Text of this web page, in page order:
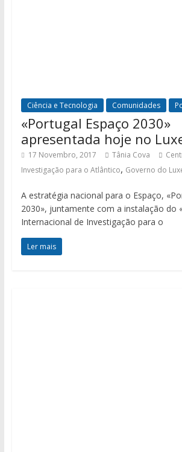
Ciência e Tecnologia Comunidades
«Portugal Espaço 2030»
apresentada hoje no
17 Novembro, 2017 Tânia Cova
Investigação para o Atlântico, Governo do
A estratégia nacional para o Espaço,
2030», juntamente com a instalação do
Internacional de Investigação para o
Ler mais